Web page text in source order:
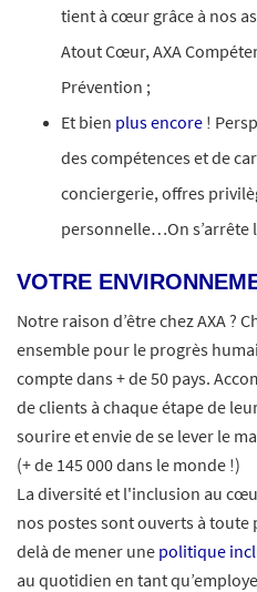
tient à cœur grâce à nos
Atout Cœur, AXA
Prévention ;​
Et bien plus encore !
des compétences et de
conciergerie, offres
personnelle…On s’arrête
VOTRE
Notre raison d’être chez AXA ?
ensemble pour le progrès
compte dans + de 50 pays.
de clients à chaque étape de
sourire et envie de se lever le
(+ de 145 000 dans le monde !)
La diversité et l'inclusion au
nos postes sont ouverts à
delà de mener une politique
au quotidien en tant